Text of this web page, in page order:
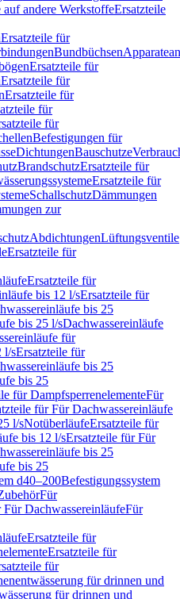
auf andere WerkstoffeErsatzteile
Ersatzteile für
Bundbüchsen
Ersatzteile für
Ersatzteile für
Ersatzteile für
für
für
Befestigungen für
DichtungenBauschutze
BrandschutzErsatzteile für
Ersatzteile für
SchallschutzDämmungen
zur
AbdichtungenLüftungsventile
Ersatzteile für
Ersatzteile für
bis 12 l/sErsatzteile für
bis 25
bis 25 l/sDachwassereinläufe
für
l/sErsatzteile für
bis 25
bis 25
für DampfsperrenelementeFür
für Für Dachwassereinläufe
l/sNotüberläufeErsatzteile für
bis 12 l/sErsatzteile für Für
bis 25
bis 25
d40–200Befestigungssystem
Für
Für DachwassereinläufeFür
Ersatzteile für
Ersatzteile für
für
für drinnen und
für drinnen und